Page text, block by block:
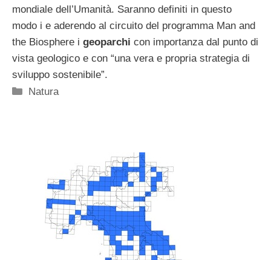
mondiale dell’Umanità. Saranno definiti in questo
modo i e aderendo al circuito del programma Man and
the Biosphere i geoparchi con importanza dal punto di
vista geologico e con “una vera e propria strategia di
sviluppo sostenibile”.
Categorie
Natura